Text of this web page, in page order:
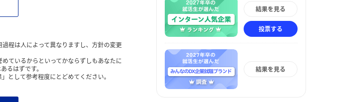
程は人によって異なりますし、方針の変更
ているからといってかならずしもあなたに
るはずです。
として参考程度にとどめてください。
結果を見る
投票する
結果を見る